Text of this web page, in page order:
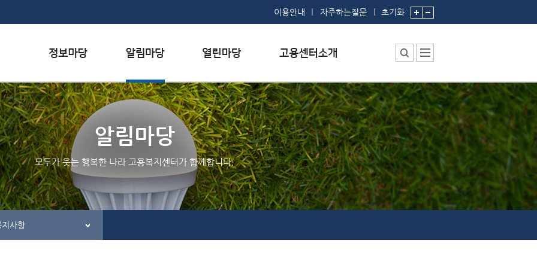
이용안내 자주하는질문 초기화
서식자료실
채용정보
인재정보
관련사이트
행사일정
공지사항
자주하는 질문
질문하기
칭찬하기
불친절 신고하기
센터소장 인사말
센터에서 하는 일
부서 및 직원소개
시설안내
찾아오시는 길
알림마당
모두가 웃는 행복한 나라 고용복지센터가 함께합니다.
지사항